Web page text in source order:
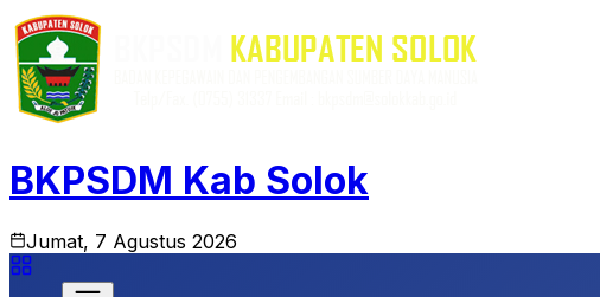
BKPSDM Kab Solok
Jumat, 7 Agustus 2026